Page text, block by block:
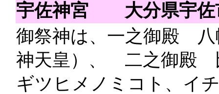
宇佐神宮 大分県宇佐
御祭神は、一之御殿
神天皇）、 二之御殿
ギツヒメノミコト、イ